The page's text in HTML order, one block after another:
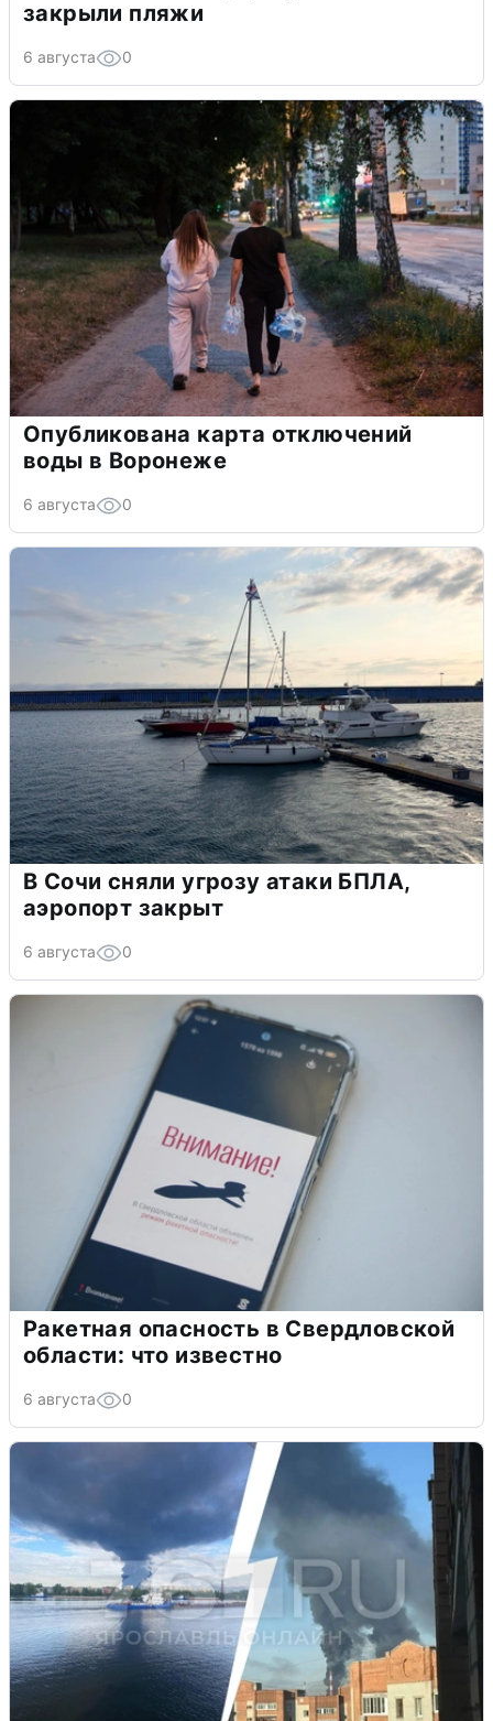
закрыли пляжи
6 августа 0
Опубликована карта отключений
воды в Воронеже
6 августа 0
В Сочи сняли угрозу атаки БПЛА,
аэропорт закрыт
6 августа 0
Ракетная опасность в Свердловской
области: что известно
6 августа 0